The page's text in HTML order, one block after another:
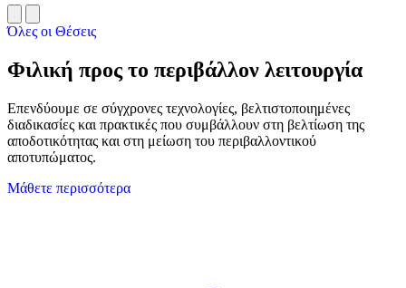
Όλες οι Θέσεις
Φιλική προς το περιβάλλον λειτουργία
Επενδύουμε σε σύγχρονες τεχνολογίες, βελτιστοποιημένες
διαδικασίες και πρακτικές που συμβάλλουν στη βελτίωση της
αποδοτικότητας και στη μείωση του περιβαλλοντικού
αποτυπώματος.
Μάθετε περισσότερα